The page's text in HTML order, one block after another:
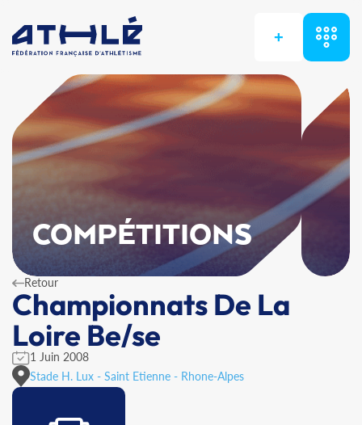
+
COMPÉTITIONS
Retour
Championnats De La
Loire Be/se
1 Juin 2008
Stade H. Lux - Saint Etienne - Rhone-Alpes